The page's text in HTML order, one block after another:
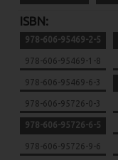
ISBN:
978-606-95469-2-5
978-606-95469-1-8
978-606-95469-6-3
978-606-95726-0-3
978-606-95726-6-5
978-606-95726-9-6